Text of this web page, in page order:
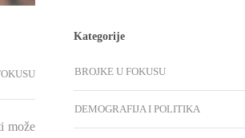
može
Kategorije
BROJKE U FOKUSU
DEMOGRAFIJA I POLITIKA